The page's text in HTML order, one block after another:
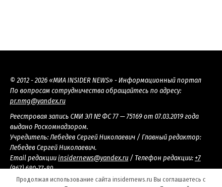
© 2012 - 2026 «МИА INSIDER NEWS» - Информационный портал
По вопросам сотрудничества обращайтесь по адресу:
pr.nmg@yandex.ru
Реестровая запись СМИ ЭЛ № ФС 77 — 75169 от 07.03.2019 года
выдано Роскомнадзором.
Учредитель: Лебедев Сергей Николаевич / Главный редактор:
Лебедев Сергей Николаевич.
Email редакцииinsidernews@yandex.ru / Телефон редакции: +7
(967) 680-77-80
Настоящий ресурс содержит материалы 18+
Продолжая использование сайта insidernews.ru Вы соглашаетесь с